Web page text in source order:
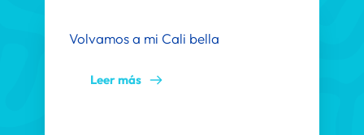
Volvamos a mi Cali bella
Leer más